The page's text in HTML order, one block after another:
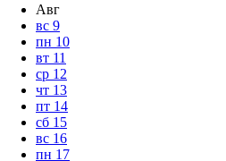
Авг
вс 9
пн 10
вт 11
ср 12
чт 13
пт 14
сб 15
вс 16
пн 17